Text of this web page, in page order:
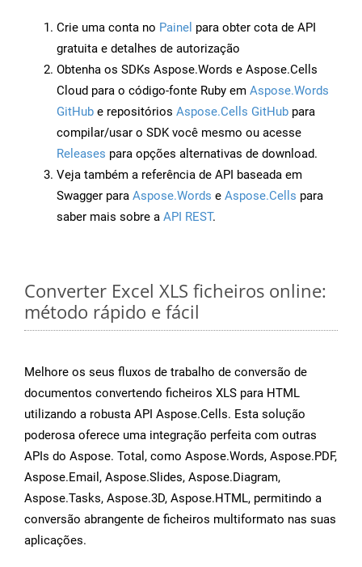
Crie uma conta no Painel para obter cota de API
gratuita e detalhes de autorização
Obtenha os SDKs Aspose.Words e Aspose.Cells
Cloud para o código-fonte Ruby em Aspose.Words
GitHub e repositórios Aspose.Cells GitHub para
compilar/usar o SDK você mesmo ou acesse
Releases para opções alternativas de download.
Veja também a referência de API baseada em
Swagger para Aspose.Words e Aspose.Cells para
saber mais sobre a API REST.
Converter Excel XLS ficheiros online:
método rápido e fácil
Melhore os seus fluxos de trabalho de conversão de
documentos convertendo ficheiros XLS para HTML
utilizando a robusta API Aspose.Cells. Esta solução
poderosa oferece uma integração perfeita com outras
APIs do Aspose. Total, como Aspose.Words, Aspose.PDF,
Aspose.Email, Aspose.Slides, Aspose.Diagram,
Aspose.Tasks, Aspose.3D, Aspose.HTML, permitindo a
conversão abrangente de ficheiros multiformato nas suas
aplicações.